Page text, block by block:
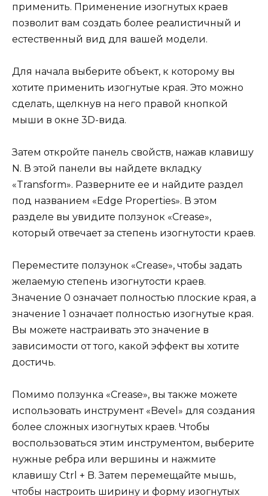
применить. Применение изогнутых краев
позволит вам создать более реалистичный и
естественный вид для вашей модели.
Для начала выберите объект, к которому вы
хотите применить изогнутые края. Это можно
сделать, щелкнув на него правой кнопкой
мыши в окне 3D-вида.
Затем откройте панель свойств, нажав клавишу
N. В этой панели вы найдете вкладку
«Transform». Разверните ее и найдите раздел
под названием «Edge Properties». В этом
разделе вы увидите ползунок «Crease»,
который отвечает за степень изогнутости краев.
Переместите ползунок «Crease», чтобы задать
желаемую степень изогнутости краев.
Значение 0 означает полностью плоские края, а
значение 1 означает полностью изогнутые края.
Вы можете настраивать это значение в
зависимости от того, какой эффект вы хотите
достичь.
Помимо ползунка «Crease», вы также можете
использовать инструмент «Bevel» для создания
более сложных изогнутых краев. Чтобы
воспользоваться этим инструментом, выберите
нужные ребра или вершины и нажмите
клавишу Ctrl + B. Затем перемещайте мышь,
чтобы настроить ширину и форму изогнутых